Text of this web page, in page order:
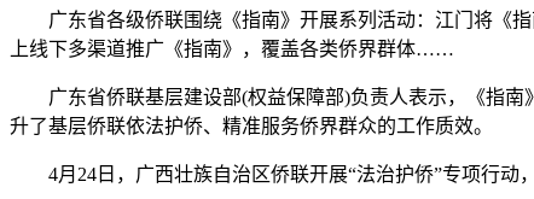
广东省各级侨联围绕《指南》开展系列活动：江门将《指
上线下多渠道推广《指南》，覆盖各类侨界群体……
广东省侨联基层建设部(权益保障部)负责人表示，《指南
升了基层侨联依法护侨、精准服务侨界群众的工作质效。
4月24日，广西壮族自治区侨联开展“法治护侨”专项行动